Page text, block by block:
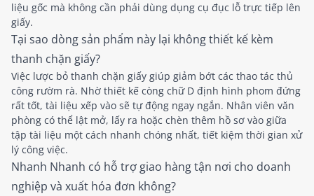
liệu gốc mà không cần phải dùng dụng cụ đục lỗ trực tiếp lên
giấy.
Tại sao dòng sản phẩm này lại không thiết kế kèm
thanh chặn giấy?
Việc lược bỏ thanh chặn giấy giúp giảm bớt các thao tác thủ
công rườm rà. Nhờ thiết kế còng chữ D định hình phom đứng
rất tốt, tài liệu xếp vào sẽ tự động ngay ngắn. Nhân viên văn
phòng có thể lật mở, lấy ra hoặc chèn thêm hồ sơ vào giữa
tập tài liệu một cách nhanh chóng nhất, tiết kiệm thời gian xử
lý công việc.
Nhanh Nhanh có hỗ trợ giao hàng tận nơi cho doanh
nghiệp và xuất hóa đơn không?